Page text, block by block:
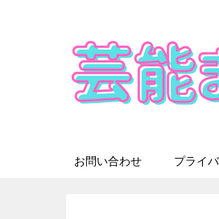
お問い合わせ プライ